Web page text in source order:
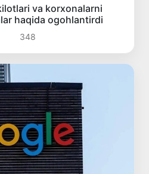
va korxonalarni
haqida ogohlantirdi
348